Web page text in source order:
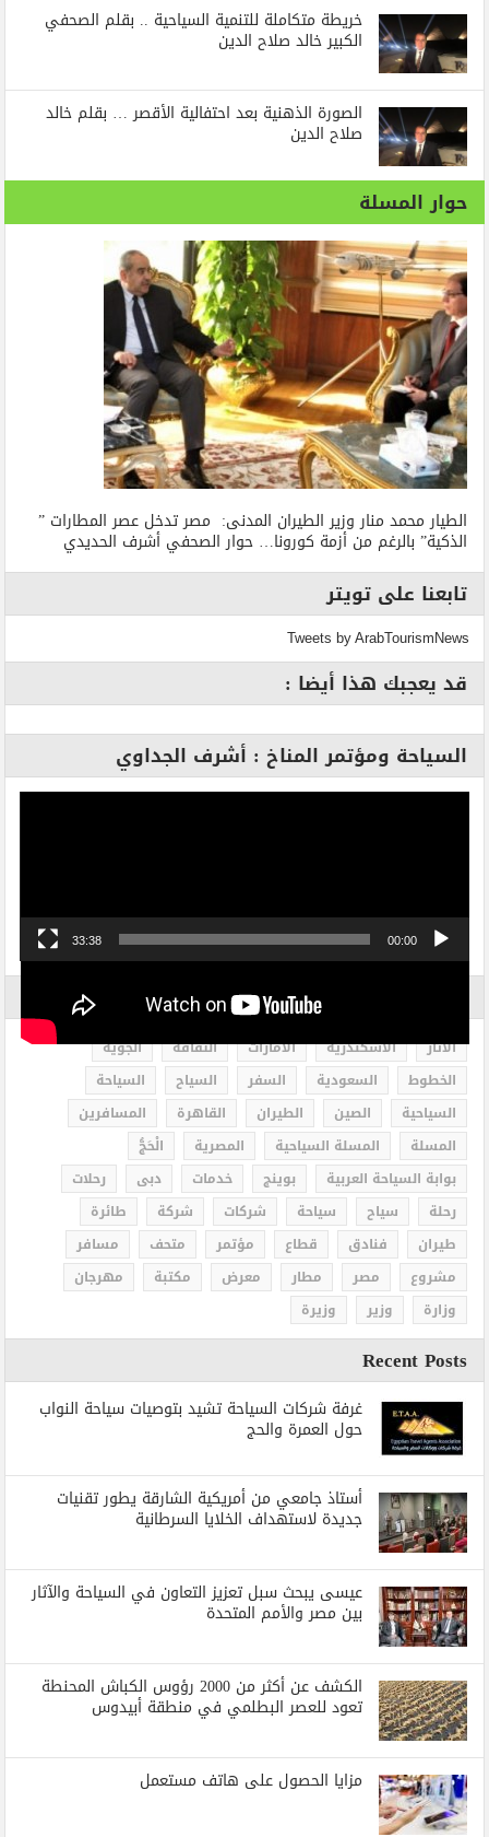
خريطة متكاملة للتنمية السياحية .. بقلم الصحفي
الكبير خالد صلاح الدين
الصورة الذهنية بعد احتفالية الأقصر … بقلم خالد
صلاح الدين
حوار المسلة
الطيار محمد منار وزير الطيران المدنى: مصر تدخل عصر المطارات ”
الذكية” بالرغم من أزمة كورونا… حوار الصحفي أشرف الحديدي
تابعنا على تويتر
Tweets by ArabTourismNews
قد يعجبك هذا أيضا :
السياحة ومؤتمر المناخ : أشرف الجداوي
00:00
33:38
الاثار الاسكندرية الامارات الثقافة
الجوية
الخطوط
السعودية السفر السياح
السياحة
السياحية
الصين الطيران القاهرة
المسافرين
المسلة
المسلة السياحية المصرية
الْحَجُّ
بوابة السياحة العربية
بوينج خدمات دبى
رحلات
رحلة
سياح سياحة شركات شركة
طائرة
طيران
فنادق قطاع مؤتمر متحف
مسافر
مشروع
مصر مطار معرض مكتبة
مهرجان
وزارة
وزير وزيرة
Recent Posts
غرفة شركات السياحة تشيد بتوصيات سياحة النواب
حول العمرة والحج
أستاذ جامعي من أمريكية الشارقة يطور تقنيات
جديدة لاستهداف الخلايا السرطانية
عيسى يبحث سبل تعزيز التعاون في السياحة والآثار
بين مصر والأمم المتحدة
الكشف عن أكثر من 2000 رؤوس الكباش المحنطة
تعود للعصر البطلمي في منطقة أبيدوس
مزايا الحصول على هاتف مستعمل